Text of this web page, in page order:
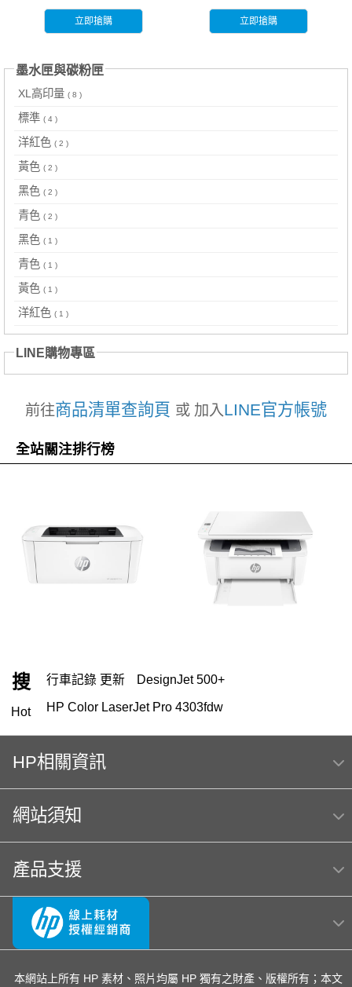
立即搶購 立即搶購
墨水匣與碳粉匣
XL高印量 ( 8 )
標準 ( 4 )
洋紅色 ( 2 )
黃色 ( 2 )
黑色 ( 2 )
青色 ( 2 )
黑色 ( 1 )
青色 ( 1 )
黃色 ( 1 )
洋紅色 ( 1 )
LINE購物專區
前往商品清單查詢頁 或 加入LINE官方帳號
全站關注排行榜
搜
Hot
行車記錄 更新 DesignJet 500+
HP Color LaserJet Pro 4303fdw
OfficeJet Pro 9010 多功能事務機 ｜ 1KR53D
HP 151 119
HP Color Laser jet M856dn A3彩色雷射印表機
m254dw MFP E47528f Hp564
hp Color LaserJet Pro MFP M283fdw 無線雙面觸控彩
OmniBook Ultra Flip 14
OfficeJet 5200 series officejet OfficeJet Pro 8710
hp 14-ep EliteBook rmn hsn 141c-4
HP相關資訊
網站須知
產品支援
本網站上所有 HP 素材、照片均屬 HP 獨有之財產、版權所有；本文